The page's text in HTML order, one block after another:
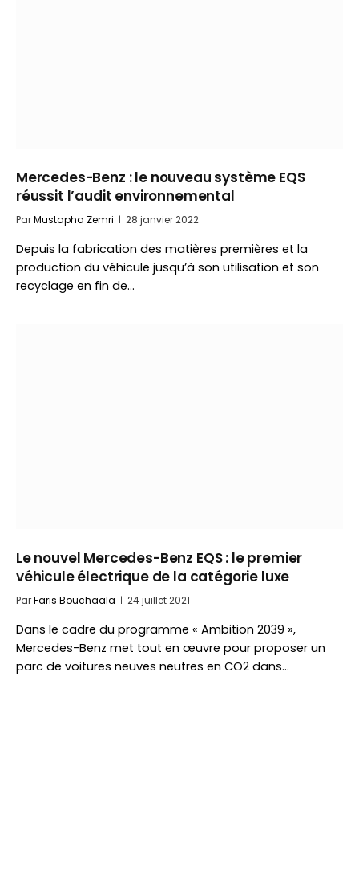
Mercedes-Benz : le nouveau système EQS
réussit l’audit environnemental
ParMustapha Zemri 28 janvier 2022
Depuis la fabrication des matières premières et la
production du véhicule jusqu’à son utilisation et son
recyclage en fin de…
Le nouvel Mercedes-Benz EQS : le premier
véhicule électrique de la catégorie luxe
ParFaris Bouchaala 24 juillet 2021
Dans le cadre du programme « Ambition 2039 »,
Mercedes-Benz met tout en œuvre pour proposer un
parc de voitures neuves neutres en CO2 dans…